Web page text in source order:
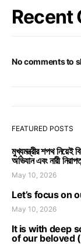
Recent
No comments to
FEATURED POSTS
মুখ্যমন্ত্রীর শপথ নিয়েই
অভিযান এবং নারী
May 10, 2026
Let’s focus on
May 10, 2026
It is with deep
of our beloved